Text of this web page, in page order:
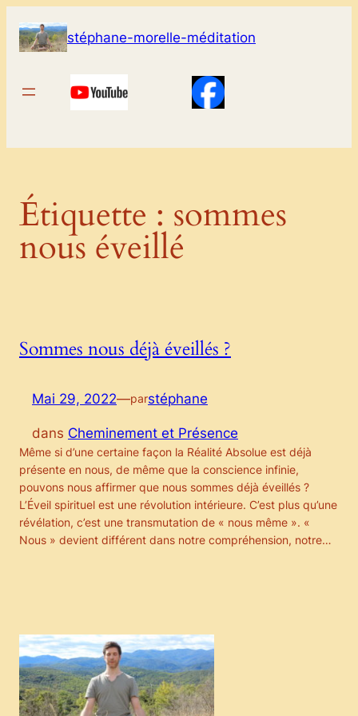
au
stéphane-morelle-méditation
Étiquette : sommes
nous éveillé
Sommes nous déjà éveillés ?
Mai 29, 2022—parstéphane
dans Cheminement et Présence
Même si d’une certaine façon la Réalité Absolue est déjà
présente en nous, de même que la conscience infinie,
pouvons nous affirmer que nous sommes déjà éveillés ?
L’Éveil spirituel est une révolution intérieure. C’est plus qu’une
révélation, c’est une transmutation de « nous même ». «
Nous » devient différent dans notre compréhension, notre…